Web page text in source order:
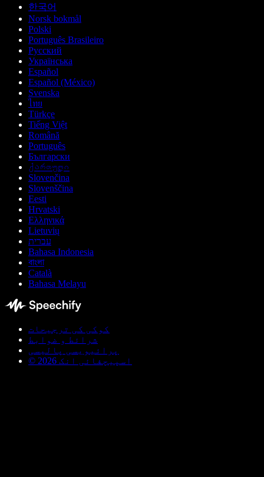
한국어
Norsk bokmål
Polski
Português Brasileiro
Русский
Українська
Español
Español (México)
Svenska
ไทย
Türkçe
Tiếng Việt
Română
Português
Български
ქართული
Slovenčina
Slovenščina
Eesti
Hrvatski
Ελληνικά
Lietuvių
עברית
Bahasa Indonesia
বাংলা
Català
Bahasa Melayu
کوکی کی ترجیحات
شرائط و ضوابط
پرائیویسی پالیسی
© اسپیچفائی انک 2026